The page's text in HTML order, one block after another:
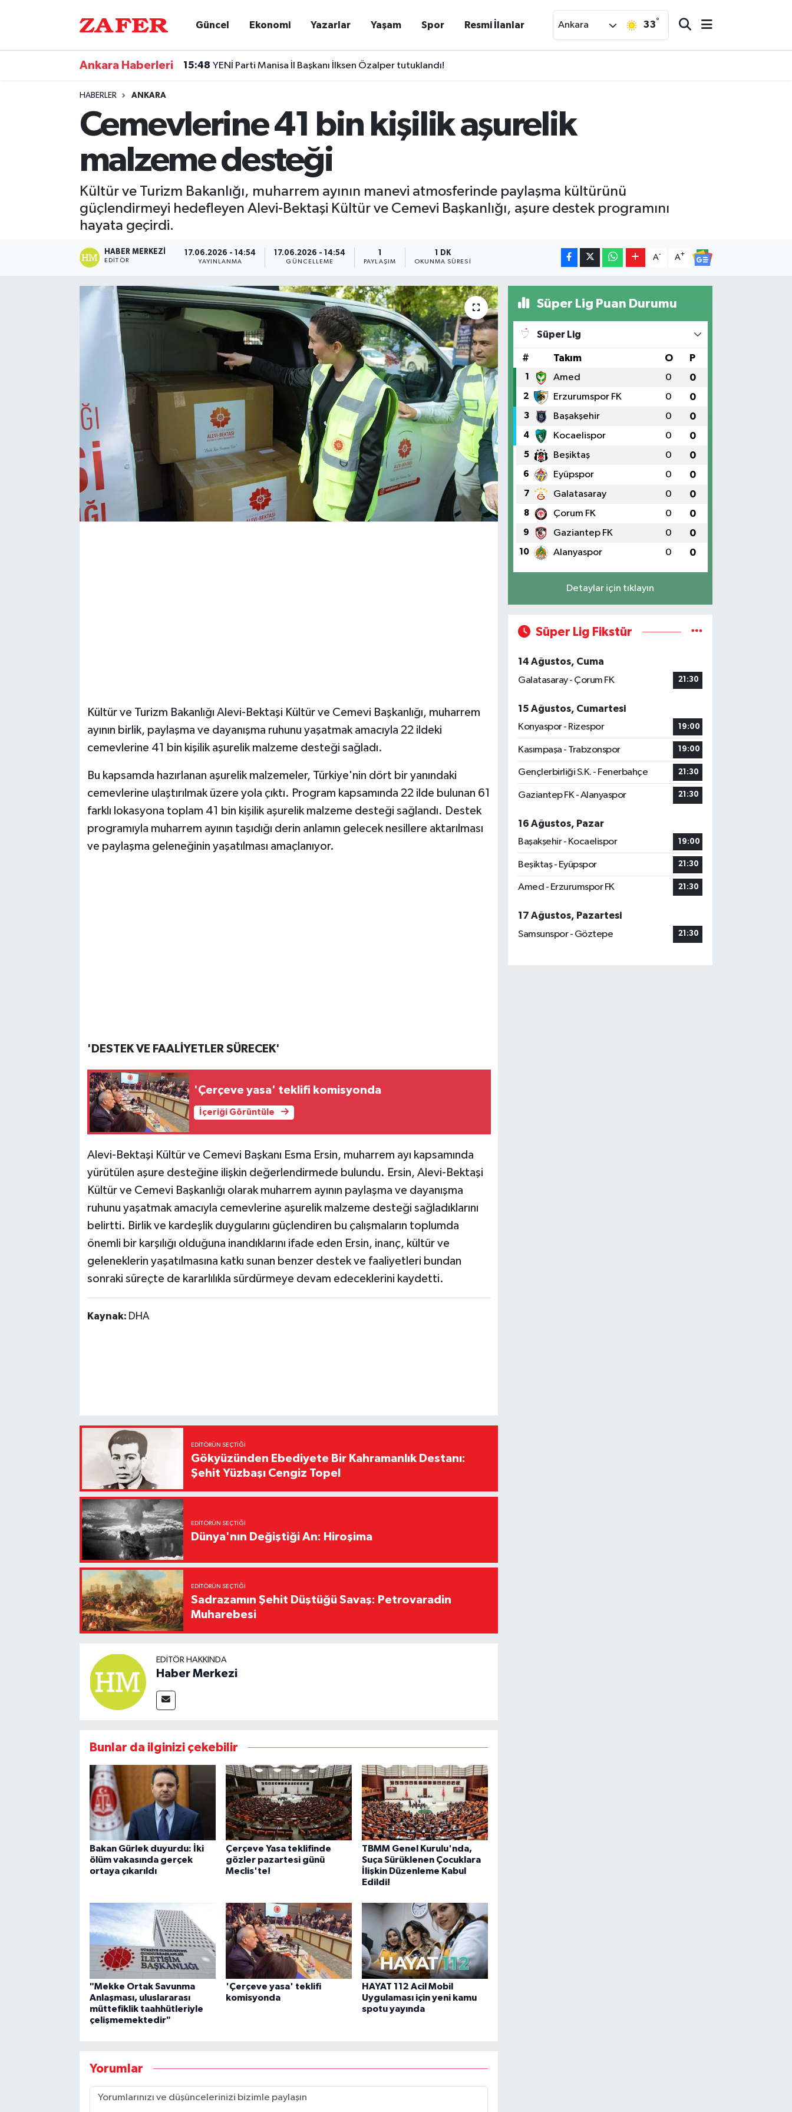
Güncel Ekonomi Yazarlar Yaşam Spor Resmi İlanlar Ankara 33°
Ankara Haberleri 15:48 YENİ Parti Manisa İl Başkanı İlksen Özalper tutuklandı!
HABERLER ANKARA
Cemevlerine 41 bin kişilik aşurelik
malzeme desteği
Kültür ve Turizm Bakanlığı, muharrem ayının manevi atmosferinde paylaşma kültürünü
güçlendirmeyi hedefleyen Alevi-Bektaşi Kültür ve Cemevi Başkanlığı, aşure destek programını
hayata geçirdi.
HABER MERKEZI
EDITÖR
17.06.2026 - 14:54
YAYINLANMA
17.06.2026 - 14:54
GÜNCELLEME PAYLAŞIM
1 DK
OKUNMA SÜRESI
A- A+
Kültür ve Turizm Bakanlığı Alevi-Bektaşi Kültür ve Cemevi Başkanlığı, muharrem
ayının birlik, paylaşma ve dayanışma ruhunu yaşatmak amacıyla 22 ildeki
cemevlerine 41 bin kişilik aşurelik malzeme desteği sağladı.
Bu kapsamda hazırlanan aşurelik malzemeler, Türkiye'nin dört bir yanındaki
cemevlerine ulaştırılmak üzere yola çıktı. Program kapsamında 22 ilde bulunan 61
farklı lokasyona toplam 41 bin kişilik aşurelik malzeme desteği sağlandı. Destek
programıyla muharrem ayının taşıdığı derin anlamın gelecek nesillere aktarılması
ve paylaşma geleneğinin yaşatılması amaçlanıyor.
'DESTEK VE FAALİYETLER SÜRECEK'
'Çerçeve yasa' teklifi komisyonda
İçeriği Görüntüle
Alevi-Bektaşi Kültür ve Cemevi Başkanı Esma Ersin, muharrem ayı kapsamında
yürütülen aşure desteğine ilişkin değerlendirmede bulundu. Ersin, Alevi-Bektaşi
Kültür ve Cemevi Başkanlığı olarak muharrem ayının paylaşma ve dayanışma
ruhunu yaşatmak amacıyla cemevlerine aşurelik malzeme desteği sağladıklarını
belirtti. Birlik ve kardeşlik duygularını güçlendiren bu çalışmaların toplumda
önemli bir karşılığı olduğuna inandıklarını ifade eden Ersin, inanç, kültür ve
geleneklerin yaşatılmasına katkı sunan benzer destek ve faaliyetleri bundan
sonraki süreçte de kararlılıkla sürdürmeye devam edeceklerini kaydetti.
Kaynak: DHA
EDITÖRÜN SEÇTIĞI
Gökyüzünden Ebediyete Bir Kahramanlık Destanı:
Şehit Yüzbaşı Cengiz Topel
EDITÖRÜN SEÇTIĞI
Dünya'nın Değiştiği An: Hiroşima
EDITÖRÜN SEÇTIĞI
Sadrazamın Şehit Düştüğü Savaş: Petrovaradin
Muharebesi
EDITÖR HAKKINDA
Haber Merkezi
Bunlar da ilginizi çekebilir
Bakan Gürlek duyurdu: İki
ölüm vakasında gerçek
ortaya çıkarıldı
Çerçeve Yasa teklifinde
gözler pazartesi günü
Meclis'te!
TBMM Genel Kurulu'nda,
Suça Sürüklenen Çocuklara
İlişkin Düzenleme Kabul
Edildi!
"Mekke Ortak Savunma
Anlaşması, uluslararası
müttefiklik taahhütleriyle
çelişmemektedir"
'Çerçeve yasa' teklifi
komisyonda
HAYAT 112 Acil Mobil
Uygulaması için yeni kamu
spotu yayında
Yorumlar
Süper Lig Puan Durumu
Süper Lig
# Takım O P
1 Amed 0 0
2 Erzurumspor FK 0 0
3 Başakşehir 0 0
4 Kocaelispor 0 0
5 Beşiktaş 0 0
6 Eyüpspor 0 0
7 Galatasaray 0 0
8 Çorum FK 0 0
9 Gaziantep FK 0 0
10 Alanyaspor 0 0
Detaylar için tıklayın
Süper Lig Fikstür
14 Ağustos, Cuma
Galatasaray - Çorum FK
21:30
15 Ağustos, Cumartesi
Konyaspor - Rizespor
19:00
Kasımpaşa - Trabzonspor 19:00
Gençlerbirliği S.K. - Fenerbahçe 21:30
Gaziantep FK - Alanyaspor 21:30
16 Ağustos, Pazar
Başakşehir - Kocaelispor
19:00
Beşiktaş - Eyüpspor 21:30
Amed - Erzurumspor FK 21:30
17 Ağustos, Pazartesi
Samsunspor - Göztepe
21:30
Trafik Durumu
Süper Lig Puan Durumu ve Fikstür
Tüm Manşetler
Son Dakika Haberleri
Haber Arşivi